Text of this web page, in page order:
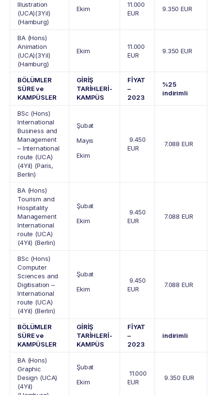
Illustration
(UCA)(3Yil)
(Hamburg)
Ekim
11.000
EUR
9.350 EUR
BA (Hons)
Animation
(UCA)(3Yil)
(Hamburg)
Ekim
11.000
EUR
9.350 EUR
BÖLÜMLER
SÜRE ve
KAMPÜSLER
GİRİŞ
TARİHLERİ-
KAMPÜS
FİYAT
–
2023
%25
indirimli
BSc (Hons)
International
Business and
Management
– International
route (UCA)
(4Yil) (Paris,
Berlin)
Şubat
Mayıs
Ekim
9.450
EUR
7.088 EUR
BA (Hons)
Tourism and
Hospitality
Management
International
route (UCA)
(4Yil) (Berlin)
Şubat
Ekim
9.450
EUR
7.088 EUR
BSc (Hons)
Computer
Sciences and
Digitisation –
International
route (UCA)
(4Yil) (Berlin)
Şubat
Ekim
9.450
EUR
7.088 EUR
BÖLÜMLER
SÜRE ve
KAMPÜSLER
GİRİŞ
TARİHLERİ-
KAMPÜS
FİYAT
–
2023
indirimli
BA (Hons)
Graphic
Design (UCA)
(4Yil)
Şubat
Ekim
11.000
EUR
9.350 EUR